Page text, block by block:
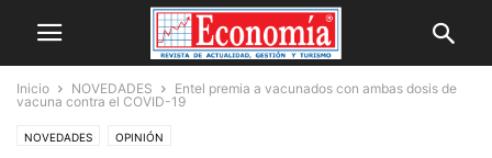
Inicio NOVEDADES
Entel premia a vacunados con ambas dosis de
vacuna contra el COVID-19
NOVEDADES OPINIÓN